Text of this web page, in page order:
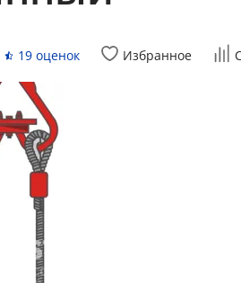
19 оценок Избранное